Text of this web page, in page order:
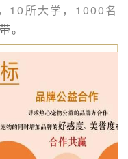
10所大学，1000名
。